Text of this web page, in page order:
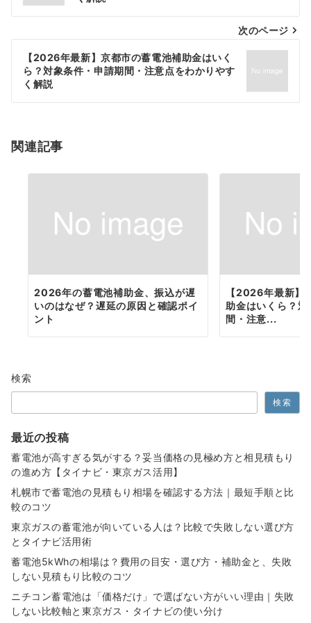
ナ
ビ
ー
シ
ン
次のページ
【2026年最新】京都市の蓄電池補助金はいく
ら？対象条件・申請期間・注意点をわかりやす
く解説
関連記事
2026年の蓄電池補助金、振込が遅
いのはなぜ？遅延の原因と確認ポイ
ント
【2026年最新】
助金はいくら？
間・注意...
検索
検索
最近の投稿
蓄電池が高すぎる気がする？妥当価格の見極め方と相見積もり
の進め方【タイナビ・東京ガス活用】
札幌市で蓄電池の見積もり相場を確認する方法｜最短手順と比
較のコツ
東京ガスの蓄電池が向いている人は？比較で失敗しない選び方
とタイナビ活用術
蓄電池5kWhの相場は？費用の目安・選び方・補助金と、失敗
しない見積もり比較のコツ
ニチコン蓄電池は「価格だけ」で選ばない方がいい理由｜失敗
しない比較軸と東京ガス・タイナビの使い分け